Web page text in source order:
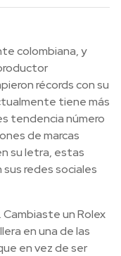
colombiana, y
récords con su
tiene más
tendencia número
de marcas
su letra, estas
redes sociales
Cambiaste un Rolex
en una de las
en vez de ser